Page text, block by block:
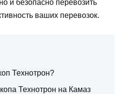
и безопасно перевозить
ваших перевозок.
Технотрон?
Технотрон на Камаз